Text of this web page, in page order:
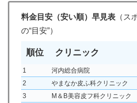
料金目安（安い順）早見表 （ス
の“目安”）
順位 クリニック
1 河内総合病院
2
やまなか皮ふ科クリニック
3
M＆B美容皮フ科クリニック